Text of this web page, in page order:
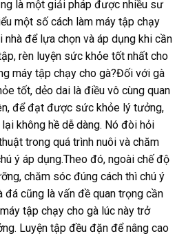
là một giải pháp được nhiều sư
một số cách làm máy tập chạy
nhà để lựa chọn và áp dụng khi cần
rèn luyện sức khỏe tốt nhất cho
máy tập chạy cho gà?Đối với gà
tốt, dẻo dai là điều vô cùng quan
để đạt được sức khỏe lý tưởng,
không hề dễ dàng. Nó đòi hỏi
trong quá trình nuôi và chăm
ý áp dụng.Theo đó, ngoài chế độ
chăm sóc đúng cách thì chú ý
đá cũng là vấn đề quan trọng cần
tập chạy cho gà lúc này trở
Luyện tập đều đặn để nâng cao